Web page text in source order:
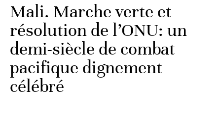
Mali. Marche verte et
résolution de l’ONU: un
demi-siècle de combat
pacifique dignement
célébré